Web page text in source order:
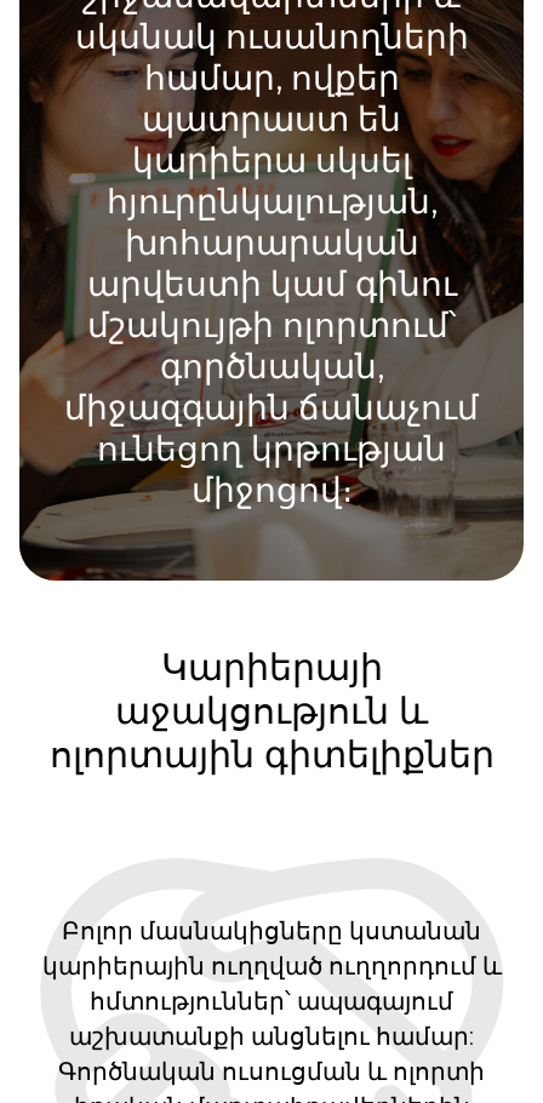
սկսնակ ուսանողների
համար, ովքեր
պատրաստ են
կարիերա սկսել
հյուրընկալության,
խոհարարական
արվեստի կամ գինու
մշակույթի ոլորտում՝
գործնական,
միջազգային ճանաչում
ունեցող կրթության
միջոցով։
Կարիերայի
աջակցություն և
ոլորտային գիտելիքներ
Բոլոր մասնակիցները կստանան
կարիերային ուղղված ուղղորդում և
հմտություններ՝ ապագայում
աշխատանքի անցնելու համար:
Գործնական ուսուցման և ոլորտի